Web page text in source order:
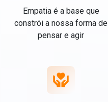
Empatia é a base que
constrói a nossa forma de
pensar e agir